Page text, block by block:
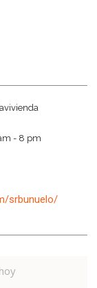
- 8 pm
srbunuelo/